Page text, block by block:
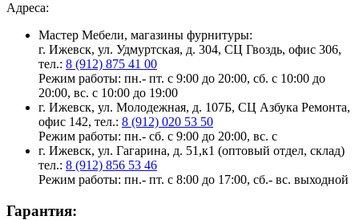
Адреса:
Мастер Мебели, магазины фурнитуры:
г. Ижевск, ул. Удмуртская, д. 304, СЦ Гвоздь, офис 306,
тел.: 8 (912) 875 41 00
Режим работы: пн.- пт. с 9:00 до 20:00, сб. с 10:00 до
20:00, вс. с 10:00 до 19:00
г. Ижевск, ул. Молодежная, д. 107Б, СЦ Азбука Ремонта,
офис 142, тел.: 8 (912) 020 53 50
Режим работы: пн.- сб. с 9:00 до 20:00, вс. с
г. Ижевск, ул. Гагарина, д. 51,к1 (оптовый отдел, склад)
тел.: 8 (912) 856 53 46
Режим работы: пн.- пт. с 8:00 до 17:00, сб.- вс. выходной
Гарантия: